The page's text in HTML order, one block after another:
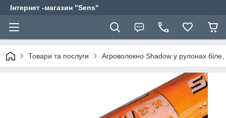
Інтернет -магазин "Sens"
Товари та послуги Агроволокно Shadow у рулонах